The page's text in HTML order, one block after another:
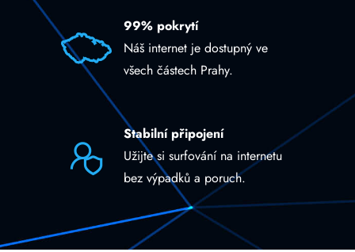
99% pokrytí
Náš internet je dostupný ve
všech částech Prahy.
Stabilní připojení
Užijte si surfování na internetu
bez výpadků a poruch.